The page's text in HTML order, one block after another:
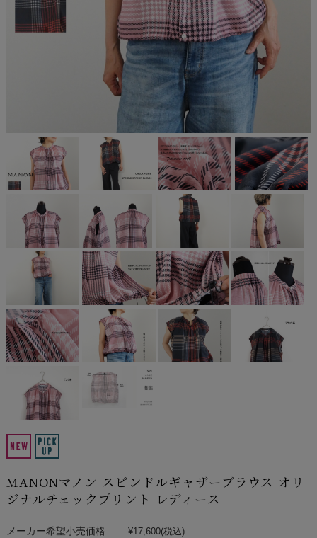
MANONマノン スピンドルギャザーブラウス オリ
ジナルチェックプリント レディース
メーカー希望小売価格: ¥17,600(税込)